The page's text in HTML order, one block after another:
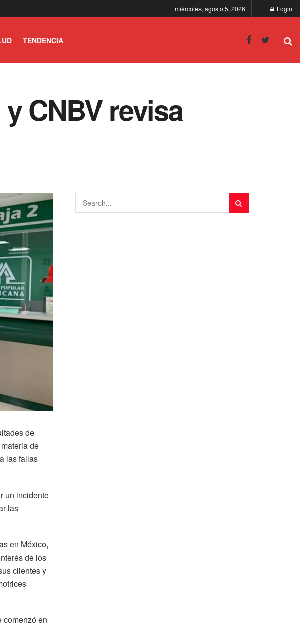
miércoles, agosto 5, 2026 Login
TENDENCIA
CNBV revisa
de
de
las fallas
un incidente
las
en México,
de los
clientes y
comenzó en